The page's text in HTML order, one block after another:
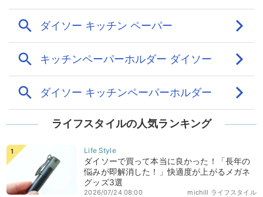
ライフスタイルの人気ランキング
ダイソーで買って本当に良かった！「長年の
悩みが即解消した！」快適度が上がるメガネ
グッズ3選
michill ライフスタイル
2026/07/24 08:00